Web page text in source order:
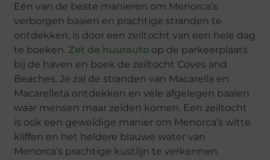
Eén van de beste manieren om Menorca’s
verborgen baaien en prachtige stranden te
ontdekken, is door een zeiltocht van een hele dag
te boeken. Zet de huurauto op de parkeerplaats
bij de haven en boek de zeiltocht Coves and
Beaches. Je zal de stranden van Macarella en
Macarelleta ontdekken en vele afgelegen baaien
waar mensen maar zelden komen. Een zeiltocht
is ook een geweldige manier om Menorca’s witte
kliffen en het heldere blauwe water van
Menorca’s prachtige kustlijn te verkennen.